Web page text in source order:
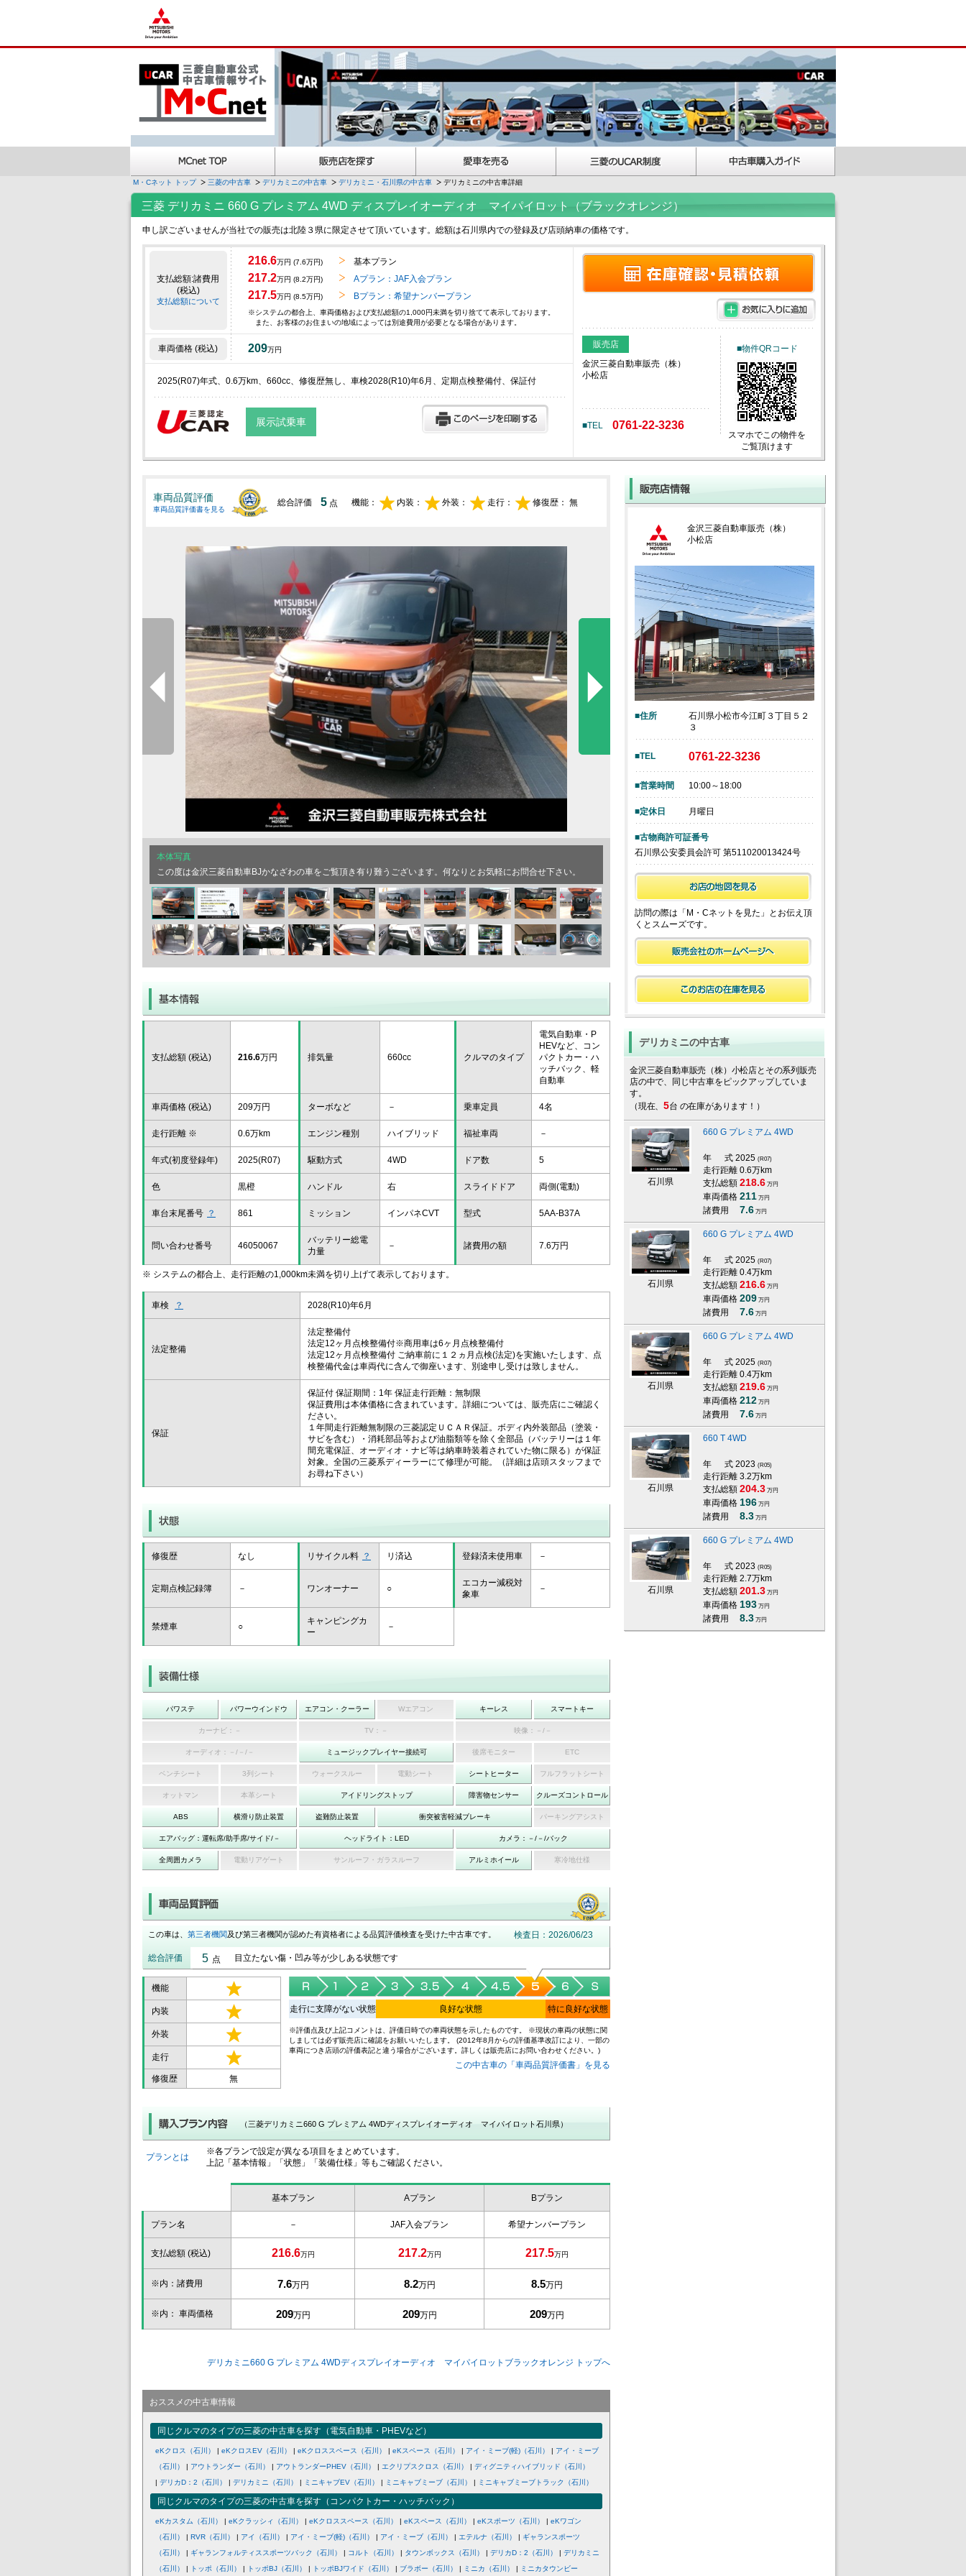
M・Cネット トップ 三菱の中古車 デリカミニの中古車 デリカミニ・石川県の中古車 デリカミニの中古車詳細
三菱 デリカミニ 660 G プレミアム 4WD ディスプレイオーディオ マイパイロット（ブラックオレンジ）
申し訳ございませんが当社での販売は北陸３県に限定させて頂いています。総額は石川県内での登録及び店頭納車の価格です。
支払総額:諸費用
(税込)
支払総額について
216.6万円 (7.6万円) 基本プラン
217.2万円 (8.2万円) Aプラン：JAF入会プラン
217.5万円 (8.5万円) Bプラン：希望ナンバープラン
※システムの都合上、車両価格および支払総額の1,000円未満を切り捨てて表示しております。
また、お客様のお住まいの地域によっては別途費用が必要となる場合があります。
販売店
金沢三菱自動車販売（株）
小松店
■TEL 0761-22-3236
■物件QRコード
スマホでこの物件を
ご覧頂けます
車両価格 (税込) 209万円
2025(R07)年式、0.6万km、660cc、修復歴無し、車検2028(R10)年6月、定期点検整備付、保証付
展示試乗車
車両品質評価
車両品質評価書を見る
総合評価 5 点 機能： 内装： 外装： 走行： 修復歴： 無
本体写真
この度は金沢三菱自動車BJかなざわの車をご覧頂き有り難うございます。何なりとお気軽にお問合せ下さい。
支払総額 (税込) 216.6万円 排気量 660cc クルマのタイプ
電気自動車・P
HEVなど、コン
パクトカー・ハ
ッチバック、軽
自動車
車両価格 (税込) 209万円 ターボなど － 乗車定員 4名
走行距離 ※ 0.6万km エンジン種別 ハイブリッド 福祉車両 －
年式(初度登録年) 2025(R07) 駆動方式 4WD ドア数 5
色 黒橙 ハンドル 右 スライドドア 両側(電動)
車台末尾番号 ？ 861 ミッション インパネCVT 型式 5AA-B37A
問い合わせ番号 46050067
バッテリー総電
力量
－ 諸費用の額 7.6万円
※ システムの都合上、走行距離の1,000km未満を切り上げて表示しております。
車検 ？ 2028(R10)年6月
法定整備
法定整備付
法定12ヶ月点検整備付※商用車は6ヶ月点検整備付
法定12ヶ月点検整備付 ご納車前に１２ヵ月点検(法定)を実施いたします、点
検整備代金は車両代に含んで御座います、別途申し受けは致しません。
保証
保証付 保証期間：1年 保証走行距離：無制限
保証費用は本体価格に含まれています。詳細については、販売店にご確認く
ださい。
１年間走行距離無制限の三菱認定ＵＣＡＲ保証。ボディ内外装部品（塗装・
サビを含む）・消耗部品等および油脂類等を除く全部品（バッテリーは１年
間充電保証、オーディオ・ナビ等は納車時装着されていた物に限る）が保証
対象。全国の三菱系ディーラーにて修理が可能。（詳細は店頭スタッフまで
お尋ね下さい）
修復歴 なし リサイクル料 ？ リ済込 登録済未使用車 －
定期点検記録簿 － ワンオーナー ○
エコカー減税対
象車
－
禁煙車 ○
キャンピングカ
ー
－
パワステ パワーウインドウ エアコン・クーラー Wエアコン キーレス スマートキー
カーナビ：－ TV：－ 映像：－/－
オーディオ：－/－/－ ミュージックプレイヤー接続可 後席モニター ETC
ベンチシート 3列シート ウォークスルー 電動シート シートヒーター フルフラットシート
オットマン 本革シート アイドリングストップ 障害物センサー クルーズコントロール
ABS 横滑り防止装置 盗難防止装置 衝突被害軽減ブレーキ パーキングアシスト
エアバッグ：運転席/助手席/サイド/－ ヘッドライト：LED カメラ：－/－/バック
全周囲カメラ 電動リアゲート サンルーフ・ガラスルーフ アルミホイール 寒冷地仕様
検査日：2026/06/23
この車は、 第三者機関及び第三者機関が認めた有資格者による品質評価検査を受けた中古車です。
総合評価 5 点 目立たない傷・凹み等が少しある状態です
機能
内装
外装
走行
修復歴 無
走行に支障がない状態 良好な状態 特に良好な状態
※評価点及び上記コメントは、評価日時での車両状態を示したものです。 ※現状の車両の状態に関
しましては必ず販売店に確認をお願いいたします。 (2012年8月からの評価基準改訂により、一部の
車両につき店頭の評価表記と違う場合がございます。詳しくは販売店にお問い合わせください。)
この中古車の「車両品質評価書」を見る
（三菱デリカミニ660 G プレミアム 4WDディスプレイオーディオ マイパイロット石川県）
プランとは
※各プランで設定が異なる項目をまとめています。
上記「基本情報」「状態」「装備仕様」等もご確認ください。
基本プラン Aプラン Bプラン
プラン名 － JAF入会プラン 希望ナンバープラン
支払総額 (税込) 216.6万円 217.2万円 217.5万円
※内：諸費用 7.6万円 8.2万円 8.5万円
※内： 車両価格 209万円 209万円 209万円
デリカミニ660 G プレミアム 4WDディスプレイオーディオ マイパイロットブラックオレンジ トップへ
おススメの中古車情報
同じクルマのタイプの三菱の中古車を探す（電気自動車・PHEVなど）
eKクロス（石川） | eKクロスEV（石川） | eKクロススペース（石川） | eKスペース（石川） | アイ・ミーブ(軽)（石川） | アイ・ミーブ
（石川）
| アウトランダー（石川） | アウトランダーPHEV（石川） | エクリプスクロス（石川） | ディグニティハイブリッド（石川）
| デリカD：2（石川） | デリカミニ（石川） | ミニキャブEV（石川） | ミニキャブミーブ（石川） | ミニキャブミーブトラック（石川）
同じクルマのタイプの三菱の中古車を探す（コンパクトカー・ハッチバック）
eKカスタム（石川） | eKクラッシィ（石川） | eKクロススペース（石川） | eKスペース（石川） | eKスポーツ（石川） | eKワゴン
（石川）
| RVR（石川） | アイ（石川） | アイ・ミーブ(軽)（石川） | アイ・ミーブ（石川） | エテルナ（石川） | ギャランスポーツ
（石川）
| ギャランフォルティススポーツバック（石川） | コルト（石川） | タウンボックス（石川） | デリカD：2（石川） | デリカミニ
（石川）
| トッポ（石川） | トッポBJ（石川） | トッポBJワイド（石川） | ブラボー（石川） | ミニカ（石川） | ミニカタウンビー
金沢三菱自動車販売（株）
小松店
■住所
石川県小松市今江町３丁目５２
３
■TEL 0761-22-3236
■営業時間 10:00～18:00
■定休日 月曜日
■古物商許可証番号
石川県公安委員会許可 第511020013424号
訪問の際は「M・Cネットを見た」とお伝え頂
くとスムーズです。
デリカミニの中古車
金沢三菱自動車販売（株）小松店とその系列販売
店の中で、同じ中古車をピックアップしていま
す。
（現在、5台 の在庫があります！）
石川県
660 G プレミアム 4WD
年 式 2025 (R07)
走行距離 0.6万km
支払総額 218.6 万円
車両価格 211 万円
諸費用 7.6 万円
石川県
660 G プレミアム 4WD
年 式 2025 (R07)
走行距離 0.4万km
支払総額 216.6 万円
車両価格 209 万円
諸費用 7.6 万円
石川県
660 G プレミアム 4WD
年 式 2025 (R07)
走行距離 0.4万km
支払総額 219.6 万円
車両価格 212 万円
諸費用 7.6 万円
石川県
660 T 4WD
年 式 2023 (R05)
走行距離 3.2万km
支払総額 204.3 万円
車両価格 196 万円
諸費用 8.3 万円
石川県
660 G プレミアム 4WD
年 式 2023 (R05)
走行距離 2.7万km
支払総額 201.3 万円
車両価格 193 万円
諸費用 8.3 万円